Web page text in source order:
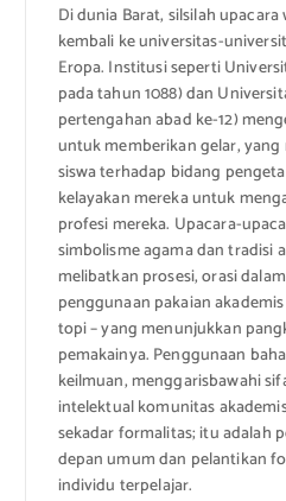
Di dunia Barat, silsilah
kembali ke universitas-
Eropa. Institusi seperti
pada tahun 1088) dan
pertengahan abad ke-12)
untuk memberikan gelar,
siswa terhadap bidang
kelayakan mereka untuk
profesi mereka. Upacara-
simbolisme agama dan tradisi
melibatkan prosesi, orasi
penggunaan pakaian
topi – yang menunjukkan
pemakainya. Penggunaan
keilmuan, menggarisbawahi
intelektual komunitas
sekadar formalitas; itu adalah
depan umum dan pelantikan
individu terpelajar.